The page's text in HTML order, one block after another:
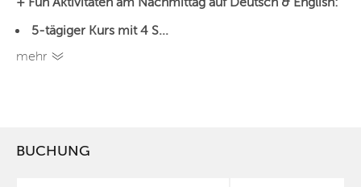
5-tägiger Kurs mit 4 S...
mehr
BUCHUNG